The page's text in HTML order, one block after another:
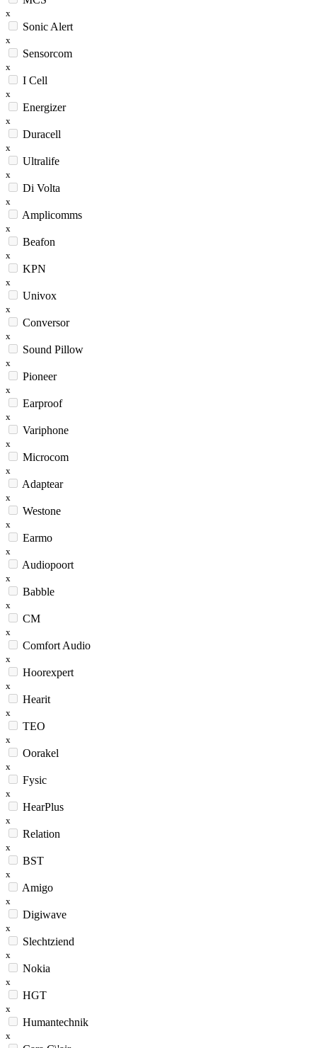
x
Sonic Alert
x
Sensorcom
x
I Cell
x
Energizer
x
Duracell
x
Ultralife
x
Di Volta
x
Amplicomms
x
Beafon
x
KPN
x
Univox
x
Conversor
x
Sound Pillow
x
Pioneer
x
Earproof
x
Variphone
x
Microcom
x
Adaptear
x
Westone
x
Earmo
x
Audiopoort
x
Babble
x
CM
x
Comfort Audio
x
Hoorexpert
x
Hearit
x
TEO
x
Oorakel
x
Fysic
x
HearPlus
x
Relation
x
BST
x
Amigo
x
Digiwave
x
Slechtziend
x
Nokia
x
HGT
x
Humantechnik
x